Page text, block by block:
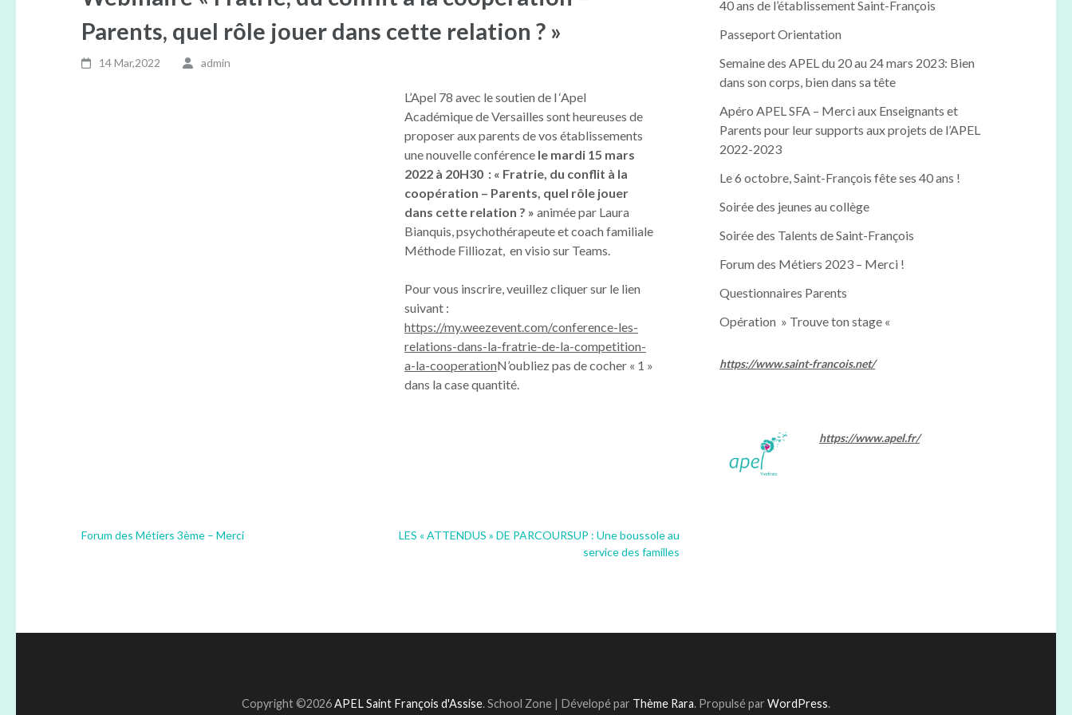
Parents, quel rôle jouer dans cette relation ? »
14 Mar,2022 admin
L’Apel 78 avec le soutien de l ‘Apel
Académique de Versailles sont heureuses de
proposer aux parents de vos établissements
une nouvelle conférence le mardi 15 mars
2022 à 20H30 : « Fratrie, du conflit à la
coopération – Parents, quel rôle jouer
dans cette relation ? »animée par Laura
Bianquis, psychothérapeute et coach familiale
Méthode Filliozat, en visio sur Teams.
Pour vous inscrire, veuillez cliquer sur le lien
suivant :
https://my.weezevent.com/conference-les-
relations-dans-la-fratrie-de-la-competition-
a-la-cooperationN’oubliez pas de cocher « 1 »
dans la case quantité.
Navigation
Forum des Métiers 3ème – Merci
LES « ATTENDUS » DE PARCOURSUP : Une boussole au
service des familles
40 ans de l’établissement Saint-François
Passeport Orientation
Semaine des APEL du 20 au 24 mars 2023: Bien
dans son corps, bien dans sa tête
Apéro APEL SFA – Merci aux Enseignants et
Parents pour leur supports aux projets de l’APEL
2022-2023
Le 6 octobre, Saint-François fête ses 40 ans !
Soirée des jeunes au collège
Soirée des Talents de Saint-François
Forum des Métiers 2023 – Merci !
Questionnaires Parents
Opération » Trouve ton stage «
https://www.saint-francois.net/
https://www.apel.fr/
Copyright ©2026APEL Saint François d'Assise.School Zone | Dévelopé par Thème Rara. Propulsé par WordPress.